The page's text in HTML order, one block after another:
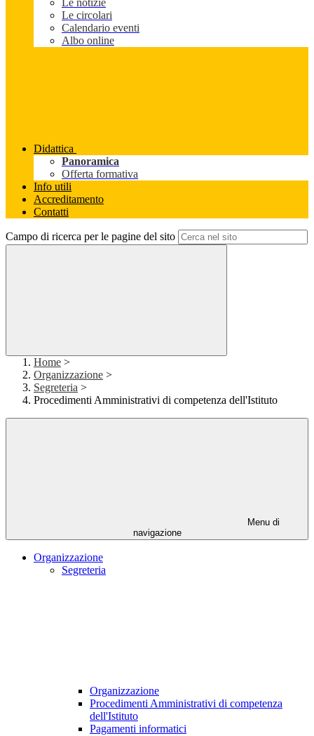
Le notizie
Le circolari
Calendario eventi
Albo online
Didattica
Panoramica
Offerta formativa
Info utili
Accreditamento
Contatti
Campo di ricerca per le pagine del sito
Home >
Organizzazione >
Segreteria >
Procedimenti Amministrativi di competenza dell'Istituto
Menu di
navigazione
Organizzazione
Segreteria
Organizzazione
Procedimenti Amministrativi di competenza
dell'Istituto
Pagamenti informatici